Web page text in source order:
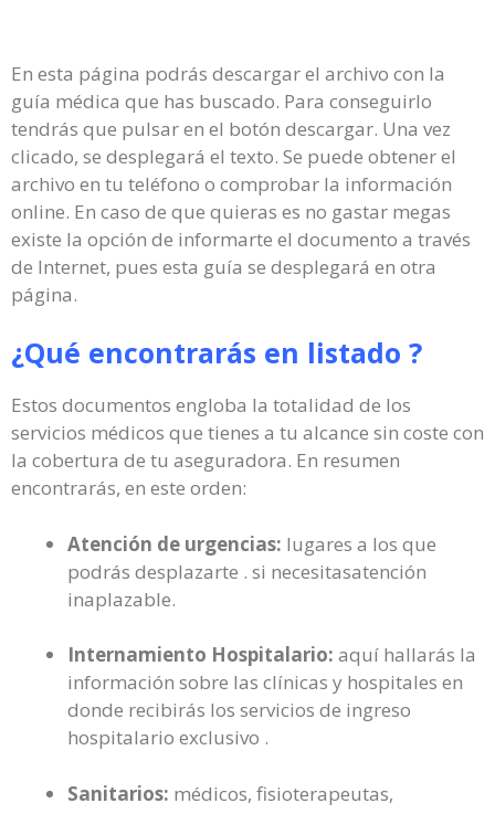
En esta página podrás descargar el archivo con la
guía médica que has buscado. Para conseguirlo
tendrás que pulsar en el botón descargar. Una vez
clicado, se desplegará el texto. Se puede obtener el
archivo en tu teléfono o comprobar la información
online. En caso de que quieras es no gastar megas
existe la opción de informarte el documento a través
de Internet, pues esta guía se desplegará en otra
página.
¿Qué encontrarás en listado ?
Estos documentos engloba la totalidad de los
servicios médicos que tienes a tu alcance sin coste con
la cobertura de tu aseguradora. En resumen
encontrarás, en este orden:
Atención de urgencias: lugares a los que
podrás desplazarte . si necesitasatención
inaplazable.
Internamiento Hospitalario: aquí hallarás la
información sobre las clínicas y hospitales en
donde recibirás los servicios de ingreso
hospitalario exclusivo .
Sanitarios: médicos, fisioterapeutas,